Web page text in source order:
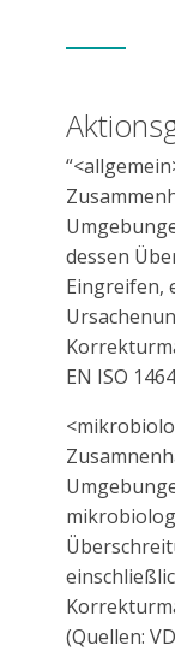
dessen
Eingreifen,
EN ISO
(Quellen: